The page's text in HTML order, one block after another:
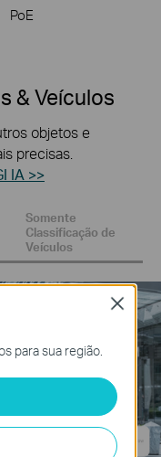
PoE
& Veículos
objetos e
precisas.
IA >>
Somente
Classificação de
Veículos
para sua região.
Close